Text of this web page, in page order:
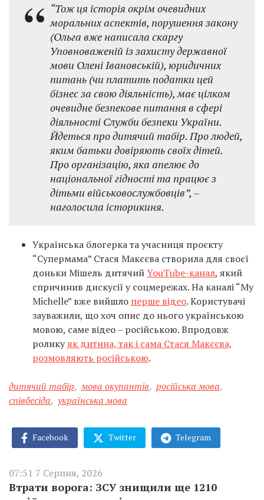
“Тож ця історія окрім очевидних
моральних аспектів, порушення закону
(Ольга вже написала скаргу
Уповноваженій із захисту державної
мови Олені Івановській), юридичних
питань (чи платить податки цей
бізнес за свою діяльність), має цілком
очевидне безпекове питання в сфері
діяльності Служби безпеки України.
Йдеться про дитячий табір. Про людей,
яким батьки довіряють своїх дітей.
Про організацію, яка апелює до
національної гідності та працює з
дітьми військовослужбовців”, –
наголосила історикиня.
Українська блогерка та учасниця проєкту
“Супермама” Стася Макєєва створила для своєї
доньки Мішель дитячийYouTube-канал, який
спричинив дискусії у соцмережах. На каналі “My
Michelle” вже вийшло перше відео. Користувачі
зауважили, що хоч опис до нього українською
мовою, саме відео – російською. Впродовж
роликуяк дитина, так і сама Стася Макєєва,
розмовляють російською.
дитячий табір, мова окупантів, російська мова,
співбесіда, українська мова
Facebook Twitter Telegram
07:51 7 Серпня, 2026
Втрати ворога: ЗСУ знищили ще 1210